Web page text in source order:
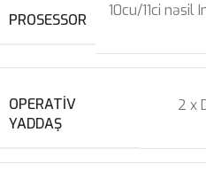
PROSESSOR
10cu/11ci
OPERATIV
YADDAŞ
2 x